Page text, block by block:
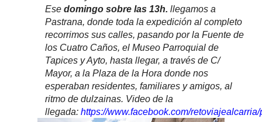
Esedomingo sobre las 13h. llegamos a
Pastrana, donde toda la expedición al completo
recorrimos sus calles, pasando por la Fuente de
los Cuatro Caños, el Museo Parroquial de
Tapices y Ayto, hasta llegar, a través de C/
Mayor, a la Plaza de la Hora donde nos
esperaban residentes, familiares y amigos, al
ritmo de dulzainas. Video de la
llegada:https://www.facebook.com/